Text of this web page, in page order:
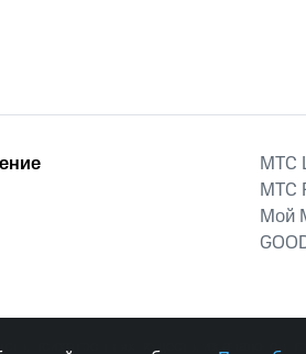
MTС
MTС
Мой
психотропных веществ, их